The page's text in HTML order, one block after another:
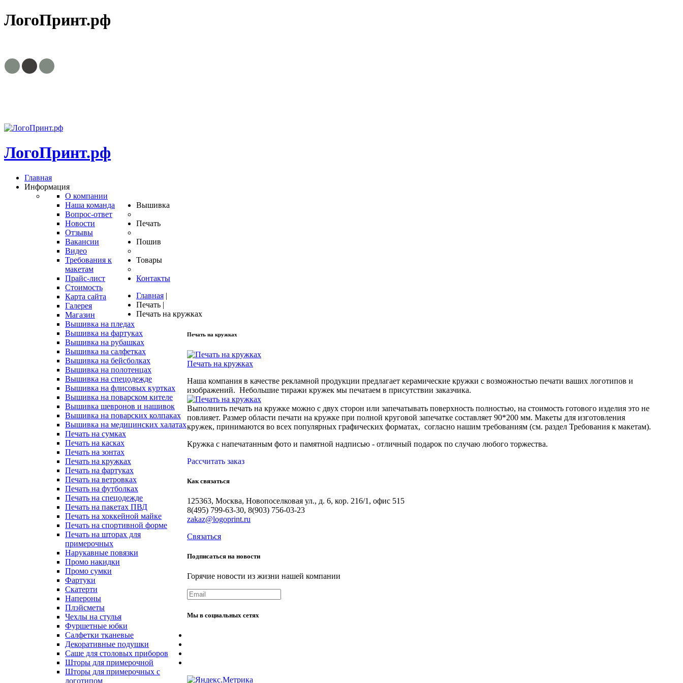
ЛогоПринт.рф
ЛогоПринт.рф
Главная
Информация
О компании
Наша команда
Вопрос-ответ
Новости
Отзывы
Вакансии
Видео
Требования к
макетам
Прайс-лист
Стоимость
Карта сайта
Галерея
Магазин
Вышивка
Вышивка на пледах
Вышивка на фартуках
Вышивка на рубашках
Вышивка на салфетках
Вышивка на бейсболках
Вышивка на полотенцах
Вышивка на спецодежде
Вышивка на флисовых куртках
Вышивка на поварском кителе
Вышивка шевронов и нашивок
Вышивка на поварских колпаках
Вышивка на медицинских халатах
Печать
Печать на сумках
Печать на касках
Печать на зонтах
Печать на кружках
Печать на фартуках
Печать на ветровках
Печать на футболках
Печать на спецодежде
Печать на пакетах ПВД
Печать на хоккейной майке
Печать на спортивной форме
Печать на шторах для
примерочных
Пошив
Нарукавные повязки
Промо накидки
Промо сумки
Фартуки
Скатерти
Напероны
Плэйсметы
Чехлы на стулья
Фуршетные юбки
Салфетки тканевые
Декоративные подушки
Саше для столовых приборов
Шторы для примерочной
Шторы для примерочных с
логотипом
Товары
Контакты
Главная |
Печать |
Печать на кружках
Печать на кружках
Печать на кружках
Наша компания в качестве рекламной продукции предлагает керамические кружки с возможностью печати ваших логотипов и
изображений. Небольшие тиражи кружек мы печатаем в присутствии заказчика.
Выполнить печать на кружке можно с двух сторон или запечатывать поверхность полностью, на стоимость готового изделия это не
повлияет. Размер области печати на кружке при полной круговой запечатке составляет 90*200 мм. Макеты для изготовления
кружек, принимаются во всех популярных графических форматах, согласно нашим требованиям (см. раздел Требования к макетам).
Кружка с напечатанным фото и памятной надписью - отличный подарок по случаю любого торжества.
Рассчитать заказ
Как связаться
125363, Москва, Новопоселковая ул., д. 6, кор. 216/1, офис 515
8(495) 799-63-30, 8(903) 756-03-23
zakaz@logoprint.ru
Связаться
Подписаться на новости
Горячие новости из жизни нашей компании
Мы в социальных сетях